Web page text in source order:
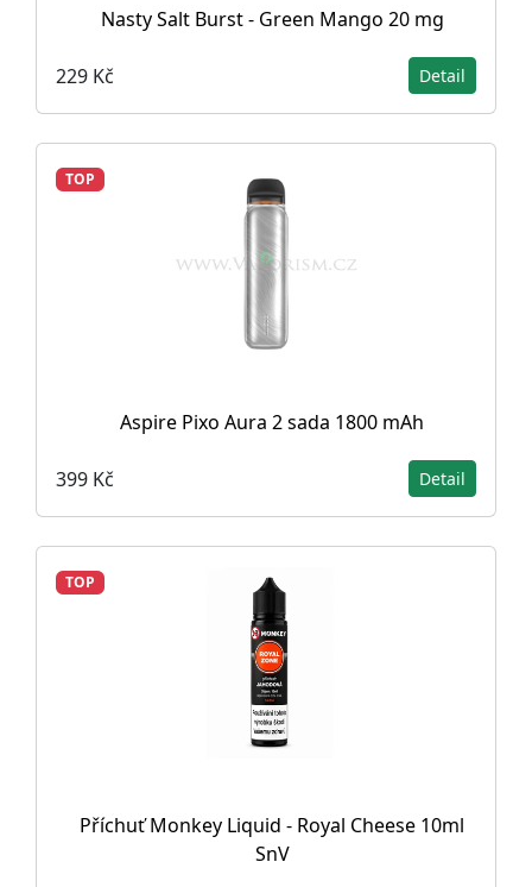
Nasty Salt Burst - Green Mango 20 mg
229 Kč Detail
TOP
Aspire Pixo Aura 2 sada 1800 mAh
399 Kč Detail
TOP
Příchuť Monkey Liquid - Royal Cheese 10ml
SnV